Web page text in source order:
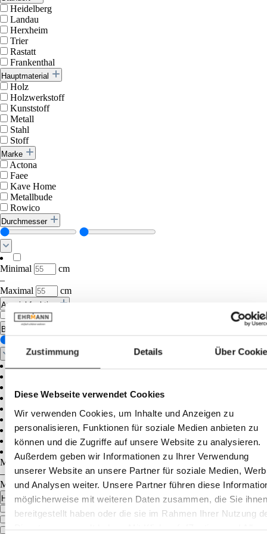
Zustimmung Details Über
Diese Webseite verwendet Cookies
Wir verwenden Cookies, um Inhalte und Anzeigen zu
personalisieren, Funktionen für soziale Medien anbieten zu
können und die Zugriffe auf unsere Website zu analysieren.
Außerdem geben wir Informationen zu Ihrer Verwendung
unserer Website an unsere Partner für soziale Medien,
und Analysen weiter. Unsere Partner führen diese
möglicherweise mit weiteren Daten zusammen, die Sie ihnen
bereitgestellt haben oder die sie im Rahmen Ihrer Nutzung
Heidelberg
Landau
Herxheim
Trier
Rastatt
Frankenthal
Hauptmaterial
Holz
Holzwerkstoff
Kunststoff
Metall
Stahl
Stoff
Marke
Actona
Faee
Kave Home
Metallbude
Rowico
Durchmesser
Minimal
cm
–
Maximal
cm
Ausziehfunktion
ohne Ausziehfunktion
Breite
Minimal
cm
–
Maximal
cm
Holzart
Eiche
Esche